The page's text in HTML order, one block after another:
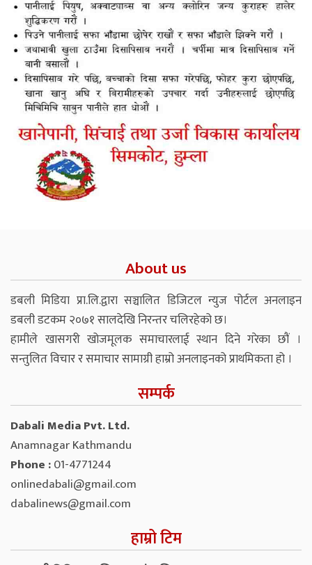
About us
डबली मिडिया प्रा.लि.द्वारा सञ्चालित डिजिटल न्युज पोर्टल अनलाइन
डबली डटकम २०७१ सालदेखि निरन्तर चलिरहेको छ।
हामीले खासगरी खोजमूलक समाचारलाई स्थान दिने गरेका छौं ।
सन्तुलित विचार र समाचार सामाग्री हाम्रो अनलाइनको प्राथमिकता हो ।
सम्पर्क
Dabali Media Pvt. Ltd.
Anamnagar Kathmandu
Phone :01-4771244
onlinedabali@gmail.com
dabalinews@gmail.com
हाम्रो टिम